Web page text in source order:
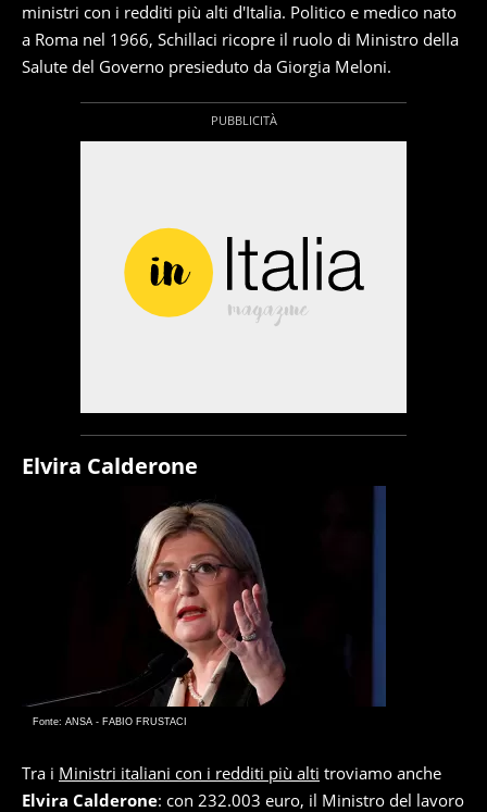
ministri con i redditi più alti d'Italia. Politico e medico nato
a Roma nel 1966, Schillaci ricopre il ruolo di Ministro della
Salute del Governo presieduto da Giorgia Meloni.
Elvira Calderone
Fonte: ANSA - FABIO FRUSTACI
Tra i Ministri italiani con i redditi più alti troviamo anche
Elvira Calderone: con 232.003 euro, il Ministro del lavoro